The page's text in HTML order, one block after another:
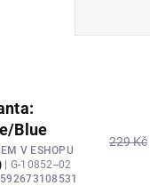
Blue
V ESHOPU
| G-10852--02
229 Kč